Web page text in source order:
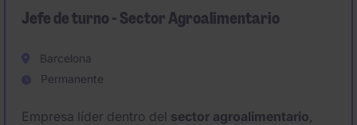
Jefe de turno - Sector Agroalimentario
Barcelona
Permanente
Empresa líder dentro del sector agroalimentario,